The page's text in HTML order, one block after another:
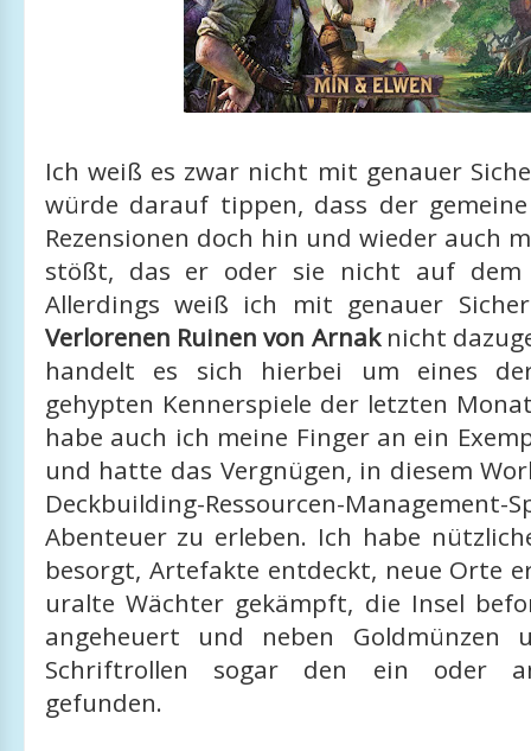
Ich weiß es zwar nicht mit genauer
würde darauf tippen, dass der
Rezensionen doch hin und wieder auch
stößt, das er oder sie nicht auf dem
Allerdings weiß ich mit genauer
Verlorenen Ruinen von Arnaknicht
handelt es sich hierbei um eines
gehypten Kennerspiele der letzten
habe auch ich meine Finger an ein
und hatte das Vergnügen, in diesem
Deckbuilding-Ressourcen-
Abenteuer zu erleben. Ich habe
besorgt, Artefakte entdeckt, neue Orte
uralte Wächter gekämpft, die Insel
angeheuert und neben Goldmünzen
Schriftrollen sogar den ein oder
gefunden.